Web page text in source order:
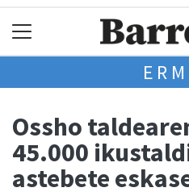
Ossho
45.000
astebete